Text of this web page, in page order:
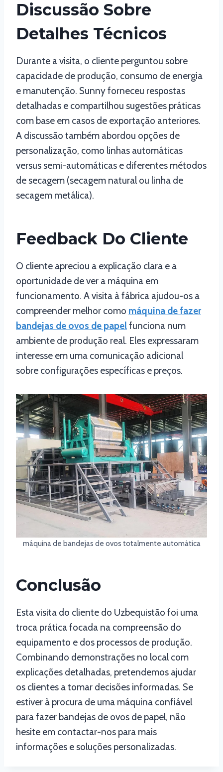
Discussão Sobre
Detalhes Técnicos
Durante a visita, o cliente perguntou sobre
capacidade de produção, consumo de energia
e manutenção. Sunny forneceu respostas
detalhadas e compartilhou sugestões práticas
com base em casos de exportação anteriores.
A discussão também abordou opções de
personalização, como linhas automáticas
versus semi-automáticas e diferentes métodos
de secagem (secagem natural ou linha de
secagem metálica).
Feedback Do Cliente
O cliente apreciou a explicação clara e a
oportunidade de ver a máquina em
funcionamento. A visita à fábrica ajudou-os a
compreender melhor como máquina de fazer
bandejas de ovos de papelfunciona num
ambiente de produção real. Eles expressaram
interesse em uma comunicação adicional
sobre configurações específicas e preços.
máquina de bandejas de ovos totalmente automática
Conclusão
Esta visita do cliente do Uzbequistão foi uma
troca prática focada na compreensão do
equipamento e dos processos de produção.
Combinando demonstrações no local com
explicações detalhadas, pretendemos ajudar
os clientes a tomar decisões informadas. Se
estiver à procura de uma máquina confiável
para fazer bandejas de ovos de papel, não
hesite em contactar-nos para mais
informações e soluções personalizadas.